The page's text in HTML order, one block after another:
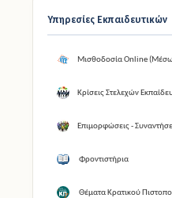
Υπηρεσίες Εκπαιδευτικών
Μισθοδοσία Online
Κρίσεις Στελεχών
Επιμορφώσεις -
Φροντιστήρια
Θέματα Κρατικού